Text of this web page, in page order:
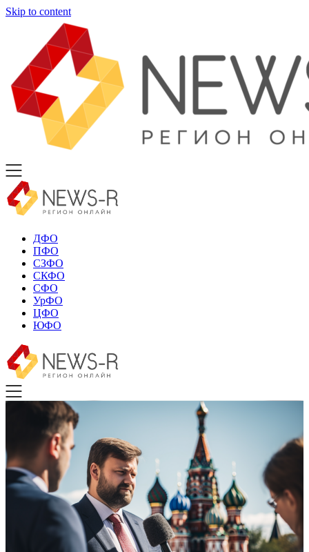
Skip to content
ДФО
ПФО
СЗФО
СКФО
СФО
УрФО
ЦФО
ЮФО